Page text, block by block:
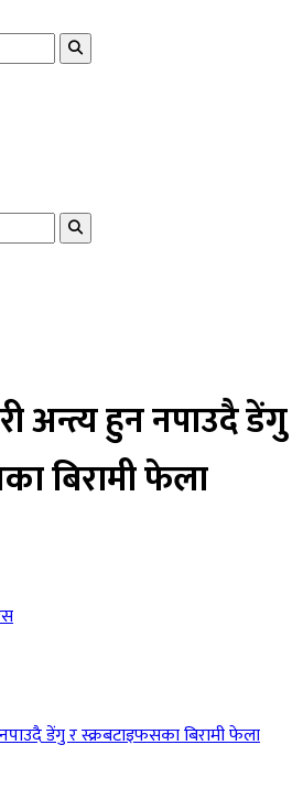
अन्त्य हुन नपाउदै डेंगु
बिरामी फेला